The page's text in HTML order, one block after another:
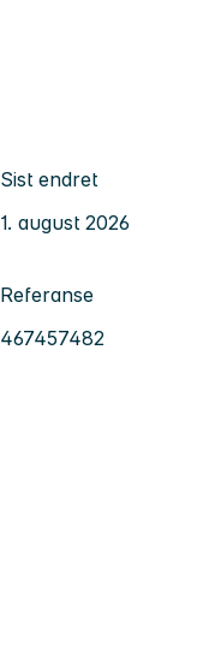
Sist endret
1. august 2026
Referanse
467457482